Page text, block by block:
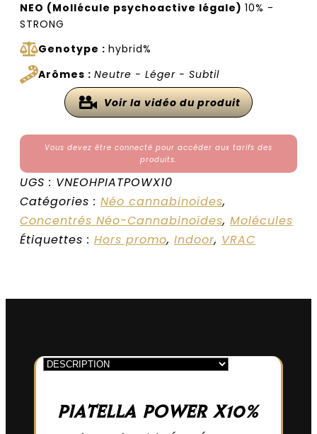
NEO (Mollécule psychoactive légale) 10% -
STRONG
Genotype : hybrid%
Arômes : Neutre - Léger - Subtil
Voir la vidéo du produit
Vous devez être connecté pour accéder aux tarifs des
produits.
UGS : VNEOHPIATPOWX10
Catégories : Néo cannabinoïdes,
Concentrés Néo-Cannabinoïdes, Molécules
Étiquettes : Hors promo, Indoor, VRAC
PIATELLA POWER X10%